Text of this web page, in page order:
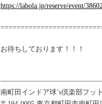
https://labola.jp/reserve/event/
お待ちしております！！！
南町田インドア球’s倶楽部フッ